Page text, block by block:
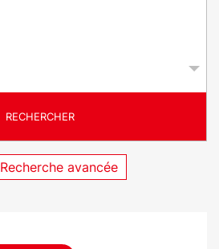
RECHERCHER
Recherche avancée